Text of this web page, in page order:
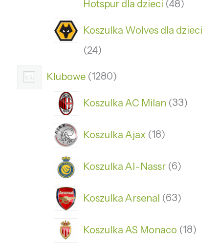
Hotspur dla dzieci 48
Koszulka Wolves dla dzieci
24
Klubowe 1280
Koszulka AC Milan 33
Koszulka Ajax 18
Koszulka Al-Nassr 6
Koszulka Arsenal 63
Koszulka AS Monaco 18